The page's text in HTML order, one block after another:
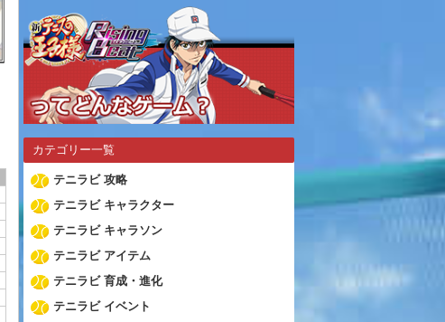
カテゴリー一覧
テニラビ 攻略
テニラビ キャラクター
テニラビ キャラソン
テニラビ アイテム
テニラビ 育成・進化
テニラビ イベント